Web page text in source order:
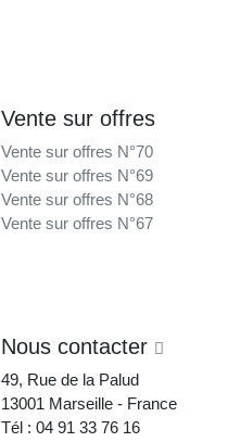
Vente sur offres
Vente sur offres N°70
Vente sur offres N°69
Vente sur offres N°68
Vente sur offres N°67
Nous contacter
49, Rue de la Palud
13001 Marseille - France
Tél : 04 91 33 76 16